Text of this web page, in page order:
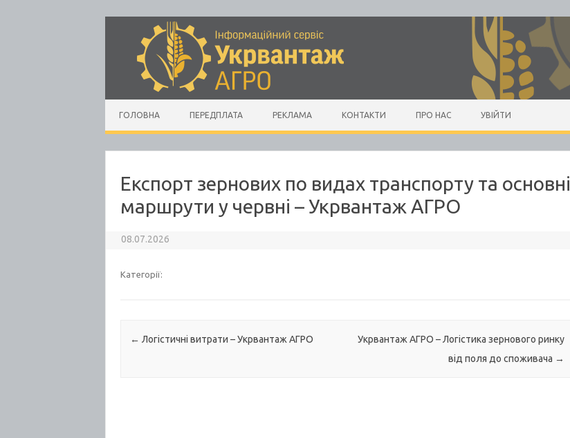
Skip to content
ГОЛОВНА ПЕРЕДПЛАТА РЕКЛАМА КОНТАКТИ ПРО НАС УВІЙТИ
Експорт зернових по видах транспорту та основні
маршрути у червні – Укрвантаж АГРО
08.07.2026
Категорії:
Post navigation
← Логістичні витрати – Укрвантаж АГРО
Укрвантаж АГРО – Логістика зернового ринку
від поля до споживача →